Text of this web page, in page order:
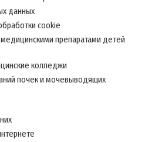
данных
cookie
препаратами детей
колледжи
почек и мочевыводящих